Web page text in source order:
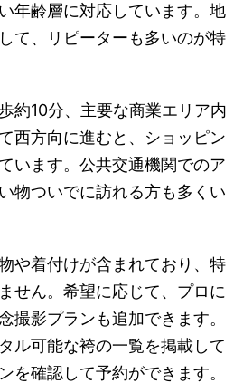
年齢層に対応しています。地
て、リピーターも多いのが特
約10分、主要な商業エリア内
西方向に進むと、ショッピン
います。公共交通機関でのア
物ついでに訪れる方も多くい
や着付けが含まれており、特
せん。希望に応じて、プロに
撮影プランも追加できます。
ル可能な袴の一覧を掲載して
を確認して予約ができます。